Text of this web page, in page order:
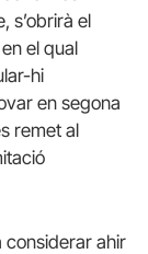
s’obrirà el
el qual
hi
en segona
remet al
considerar ahir